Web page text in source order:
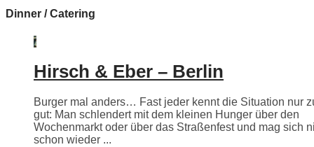
Dinner / Catering
Hirsch & Eber – Berlin
Burger mal anders… Fast jeder kennt die Situation nur
gut: Man schlendert mit dem kleinen Hunger über den
Wochenmarkt oder über das Straßenfest und mag sich
schon wieder ...